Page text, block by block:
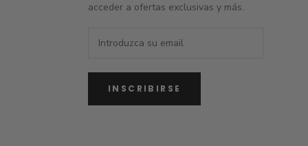
acceder a ofertas exclusivas y más.
INSCRIBIRSE